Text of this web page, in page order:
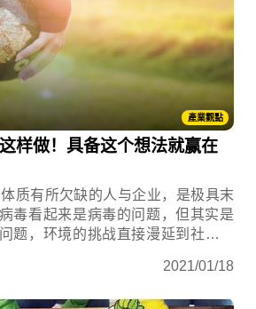
產業觀點
样做！具备这个想法就赢在
质有所欠缺的人与企业，是极具末
毒看起来是病毒的问题，但其实是
题，环境的挑战直接漫延到社会、
不上大自然反扑的速度。
2021/01/18